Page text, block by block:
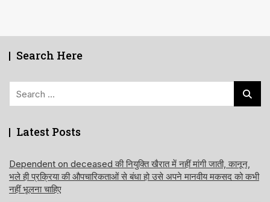
Search Here
Latest Posts
Dependent on deceased की नियुक्ति खैरात में नहीं मांगी जाती, कानून,
भले ही प्रक्रिया की औपचारिकताओं से बंधा हो उसे अपने मानवीय मकसद को कभी
नहीं भूलना चाहिए